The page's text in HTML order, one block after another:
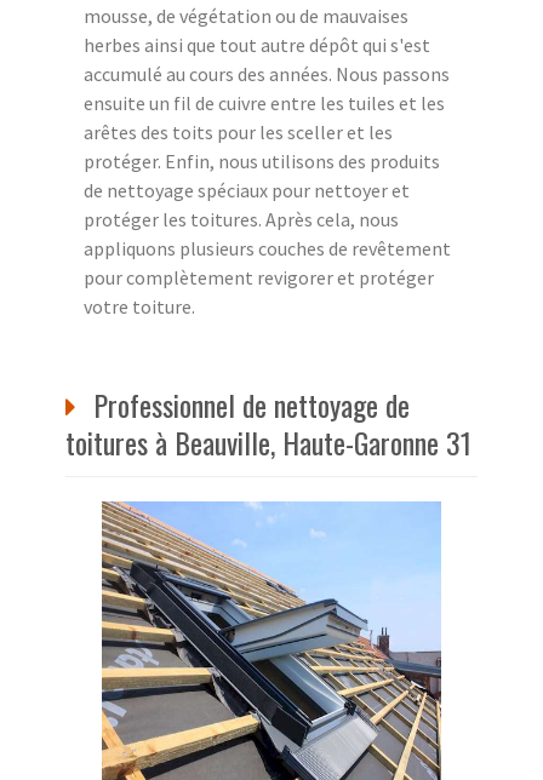
mousse, de végétation ou de mauvaises
herbes ainsi que tout autre dépôt qui s'est
accumulé au cours des années. Nous passons
ensuite un fil de cuivre entre les tuiles et les
arêtes des toits pour les sceller et les
protéger. Enfin, nous utilisons des produits
de nettoyage spéciaux pour nettoyer et
protéger les toitures. Après cela, nous
appliquons plusieurs couches de revêtement
pour complètement revigorer et protéger
votre toiture.
Professionnel de nettoyage de
toitures à Beauville, Haute-Garonne 31